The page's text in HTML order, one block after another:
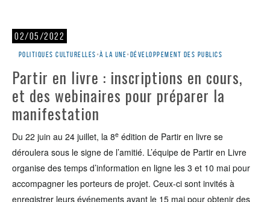
02/05/2022
Politiques culturelles •À la une•Développement des publics
Partir en livre : inscriptions en cours,
et des webinaires pour préparer la
manifestation
Du 22 juin au 24 juillet, la 8e édition de Partir en livre se
déroulera sous le signe de l’amitié. L’équipe de Partir en Livre
organise des temps d’information en ligne les 3 et 10 mai pour
accompagner les porteurs de projet. Ceux-ci sont invités à
enregistrer leurs événements avant le 15 mai pour obtenir des